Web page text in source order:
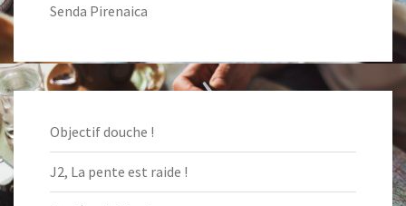
Senda Pirenaica
Objectif douche !
J2, La pente est raide !